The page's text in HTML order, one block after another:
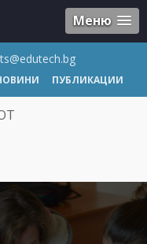
Меню
ПУБЛИКАЦИИ